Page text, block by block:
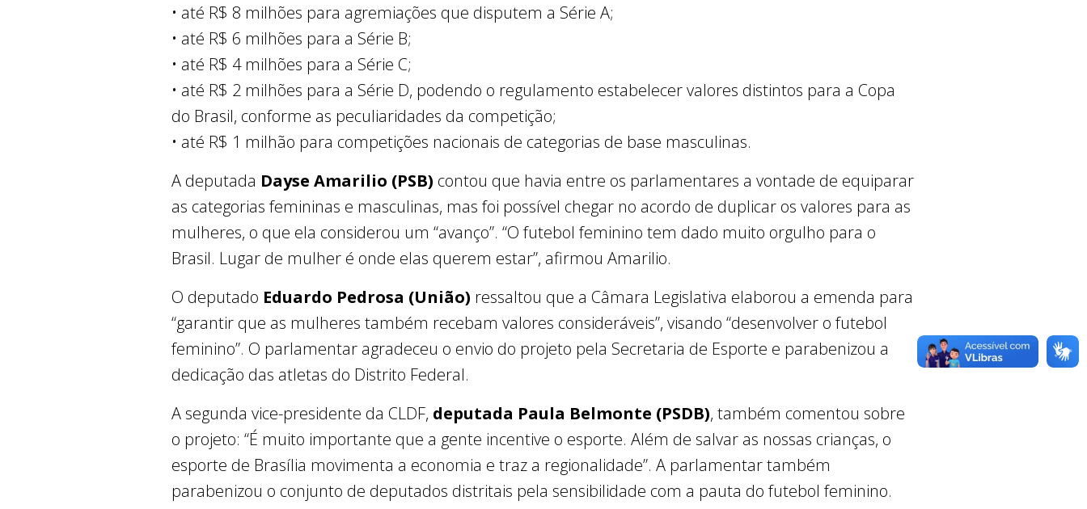
• até R$ 8 milhões para agremiações que disputem a Série A;
• até R$ 6 milhões para a Série B;
• até R$ 4 milhões para a Série C;
• até R$ 2 milhões para a Série D, podendo o regulamento estabelecer valores distintos para a Copa
do Brasil, conforme as peculiaridades da competição;
• até R$ 1 milhão para competições nacionais de categorias de base masculinas.
A deputada Dayse Amarilio (PSB) contou que havia entre os parlamentares a vontade de equiparar
as categorias femininas e masculinas, mas foi possível chegar no acordo de duplicar os valores para as
mulheres, o que ela considerou um “avanço”. “O futebol feminino tem dado muito orgulho para o
Brasil. Lugar de mulher é onde elas querem estar”, afirmou Amarilio.
O deputado Eduardo Pedrosa (União) ressaltou que a Câmara Legislativa elaborou a emenda para
“garantir que as mulheres também recebam valores consideráveis”, visando “desenvolver o futebol
feminino”. O parlamentar agradeceu o envio do projeto pela Secretaria de Esporte e parabenizou a
dedicação das atletas do Distrito Federal.
A segunda vice-presidente da CLDF, deputada Paula Belmonte (PSDB), também comentou sobre
o projeto: “É muito importante que a gente incentive o esporte. Além de salvar as nossas crianças, o
esporte de Brasília movimenta a economia e traz a regionalidade”. A parlamentar também
parabenizou o conjunto de deputados distritais pela sensibilidade com a pauta do futebol feminino.